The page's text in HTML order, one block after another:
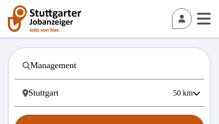
50 km